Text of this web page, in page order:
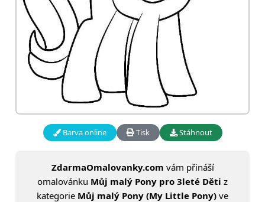
Barva online Tisk Stáhnout
ZdarmaOmalovanky.com vám přináší
omalovánku Můj malý Pony pro 3leté Děti z
kategorie Můj malý Pony (My Little Pony) ve